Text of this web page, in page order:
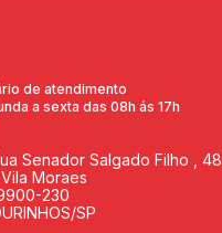
de atendimento
a sexta das 08h ás 17h
Senador Salgado Filho , 48
Moraes
230
SP